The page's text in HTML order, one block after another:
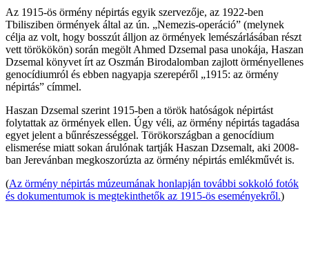
Az 1915-ös örmény népirtás egyik szervezője, az 1922-ben
Tbilisziben örmények által az ún. „Nemezis-operáció” (melynek
célja az volt, hogy bosszút álljon az örmények lemészárlásában részt
vett törökökön) során megölt Ahmed Dzsemal pasa unokája, Haszan
Dzsemal könyvet írt az Oszmán Birodalomban zajlott örményellenes
genocídiumról és ebben nagyapja szerepéről „1915: az örmény
népirtás” címmel.
Haszan Dzsemal szerint 1915-ben a török hatóságok népirtást
folytattak az örmények ellen. Úgy véli, az örmény népirtás tagadása
egyet jelent a bűnrészességgel. Törökországban a genocídium
elismerése miatt sokan árulónak tartják Haszan Dzsemalt, aki 2008-
ban Jerevánban megkoszorúzta az örmény népirtás emlékművét is.
(Az örmény népirtás múzeumának honlapján további sokkoló fotók
és dokumentumok is megtekinthetők az 1915-ös eseményekről.)